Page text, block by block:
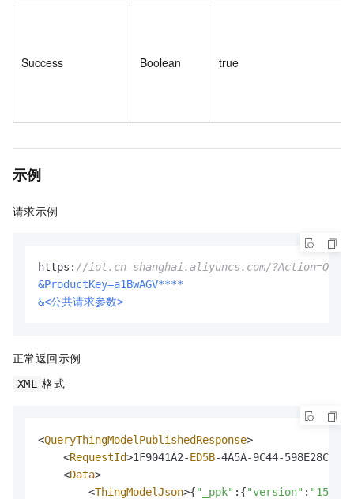
Success Boolean true
示例
请求示例
https: //iot.cn-shanghai.aliyuncs.com/
&ProductKey=a1BwAGV****
&<公共请求参数>
正常返回示例
XML 格式
<QueryThingModelPublishedResponse>
<RequestId>1F9041A2-ED5B-4A5A-9C44-
<Data>
<ThingModelJson>{"_ppk" :{"version" :